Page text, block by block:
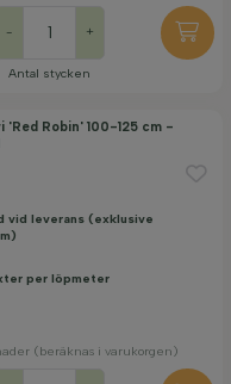
- +
Antal stycken
'Red Robin' 100-125 cm -
vid leverans (exklusive
per löpmeter
(beräknas i varukorgen)